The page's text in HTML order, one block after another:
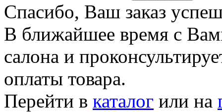
Спасибо, Ваш заказ
В ближайшее время с
салона и
оплаты товара.
Перейти в каталог или на